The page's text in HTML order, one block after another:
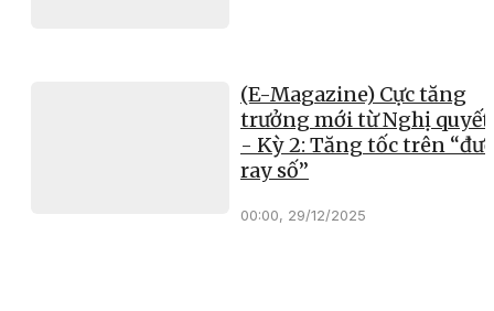
(E-Magazine) Cực tăng
trưởng mới từ Nghị quyết
- Kỳ 2: Tăng tốc trên
ray số”
00:00, 29/12/2025